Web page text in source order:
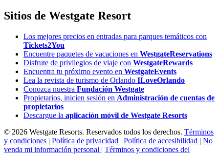
Sitios de Westgate Resort
Los mejores precios en entradas para parques temáticos con
Tickets2You
Encuentre paquetes de vacaciones en WestgateReservations
Disfrute de privilegios de viaje con WestgateRewards
Encuentra tu próximo evento en WestgateEvents
Lea la revista de turismo de Orlando ILoveOrlando
Conozca nuestra Fundación Westgate
Propietarios, inicien sesión en Administración de cuentas de
propietarios
Descargue la aplicación móvil de Westgate Resorts
© 2026 Westgate Resorts. Reservados todos los derechos. Términos
y condiciones | Política de privacidad | Política de accesibilidad | No
venda mi información personal | Términos y condiciones del